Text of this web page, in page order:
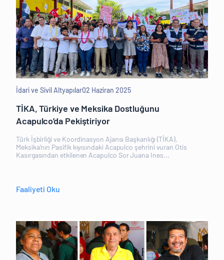
İdari ve Sivil Altyapılar02 Haziran 2025
TİKA, Türkiye ve Meksika Dostluğunu
Acapulco’da Pekiştiriyor
Türk İşbirliği ve Koordinasyon Ajansı Başkanlığı (TİKA),
Meksika’nın Pasifik kıyısındaki Acapulco şehrini vuran Otis
Kasırgasından etkilenen Acapulco Sor Juana Ines...
Faaliyeti Oku